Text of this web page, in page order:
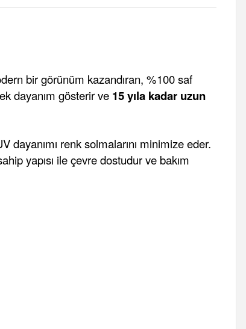
bir görünüm kazandıran, %100 saf
dayanım gösterir ve 15 yıla kadar uzun
dayanımı renk solmalarını minimize eder.
yapısı ile çevre dostudur ve bakım